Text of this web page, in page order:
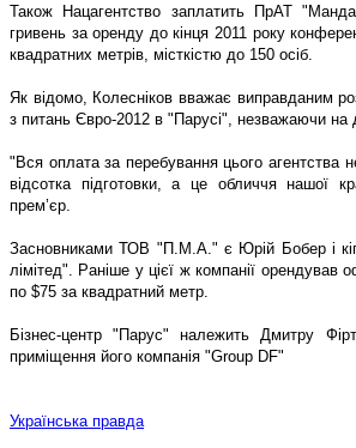
Також Нацагентство заплатить ПрАТ
гривень за оренду до кінця 2011 року
квадратних метрів, місткістю до 150 осіб.
Як відомо, Колесніков вважає виправданим
з питань Євро-2012 в "Парусі", незважаючи на
"Вся оплата за перебування цього агентства
відсотка підготовки, а це обличчя нашої
прем’єр.
Засновниками ТОВ "П.М.А." є Юрій Бобер і
лімітед". Раніше у цієї ж компанії орендував
по $75 за квадратний метр.
Бізнес-центр "Парус" належить Дмитру
приміщення його компанія "Group DF"
Українська правда